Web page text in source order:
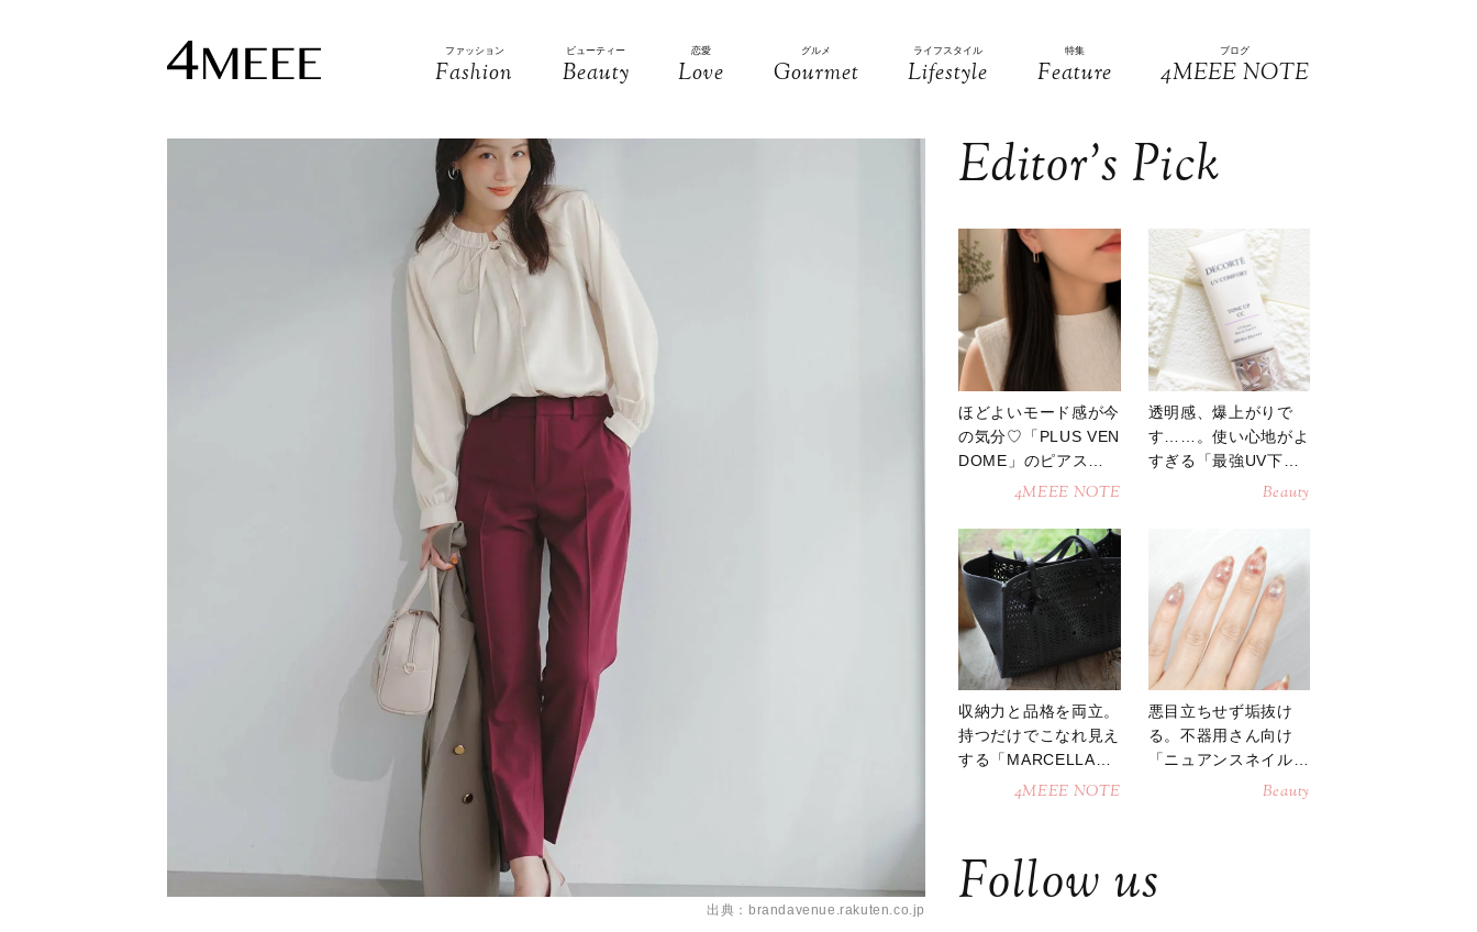
ファッション
Fashion
ビューティー
Beauty
恋愛
Love
グルメ
Gourmet
ライフスタイル
Lifestyle
特集
Feature
ブログ
4MEEE NOTE
出典：brandavenue.rakuten.co.jp
Editor’s Pick
ほどよいモード感が今
の気分♡「PLUS VEN
DOME」のピアスが
4MEEE NOTE
透明感、爆上がりで
す……。使い心地がよ
すぎる「最強UV下
Beauty
収納力と品格を両立。
持つだけでこなれ見え
する「MARCELLAト
ートバッグ」4MEEE NOTE
悪目立ちせず垢抜け
る。不器用さん向け
「ニュアンスネイル」
Beauty
Follow us